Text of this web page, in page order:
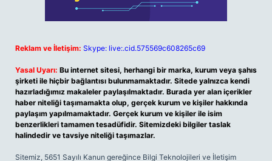
Reklam ve İletişim: Skype: live:.cid.575569c608265c69
Yasal Uyarı: Bu internet sitesi, herhangi bir marka, kurum veya şahıs
şirketi ile hiçbir bağlantısı bulunmamaktadır. Sitede yalnızca kendi
hazırladığımız makaleler paylaşılmaktadır. Burada yer alan içerikler
haber niteliği taşımamakta olup, gerçek kurum ve kişiler hakkında
paylaşım yapılmamaktadır. Gerçek kurum ve kişiler ile isim
benzerlikleri tamamen tesadüfidir. Sitemizdeki bilgiler taslak
halindedir ve tavsiye niteliği taşımazlar.
Sitemiz, 5651 Sayılı Kanun gereğince Bilgi Teknolojileri ve İletişim